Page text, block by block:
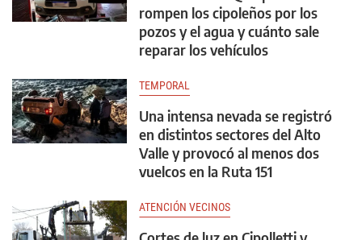
rompen los cipoleños por los
pozos y el agua y cuánto sale
reparar los vehículos
TEMPORAL
Una intensa nevada se registró
en distintos sectores del Alto
Valle y provocó al menos dos
vuelcos en la Ruta 151
ATENCIÓN VECINOS